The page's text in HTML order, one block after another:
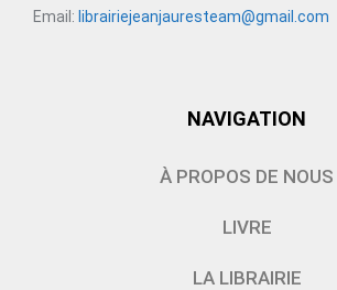
Email: librairiejeanjauresteam@gmail.com
NAVIGATION
À PROPOS DE NOUS
LIVRE
LA LIBRAIRIE